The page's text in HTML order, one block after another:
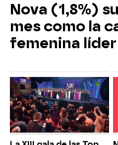
Nova (1,8%)
mes como la
femenina líder